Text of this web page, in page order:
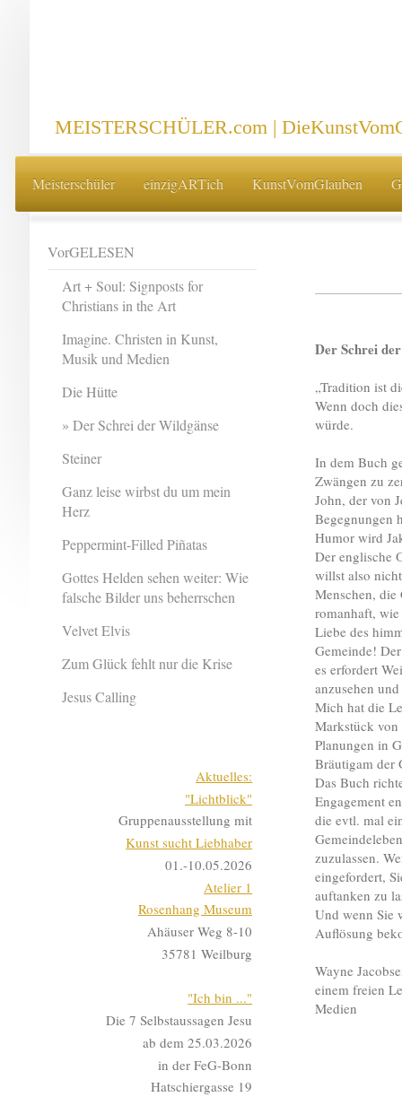
MEISTERSCHÜLER.com |
Meisterschüler einzigARTich KunstVomGlauben
Der Schrei
„Tradition ist
Wenn doch
würde.
In dem Buch
Zwängen zu
John, der von
Begegnungen
Humor wird
Der englische
willst also
Menschen, die
romanhaft,
Liebe des
Gemeinde!
es erfordert
anzusehen
Mich hat die
Markstück
Planungen in
Bräutigam der
Das Buch
Engagement
die evtl. mal
zuzulassen.
eingefordert,
auftanken zu
Und wenn Sie
Auflösung
Wayne
einem freien
Medien
VorGELESEN
Art + Soul: Signposts for
Christians in the Art
Imagine. Christen in Kunst,
Musik und Medien
Die Hütte
Der Schrei der Wildgänse
Steiner
Ganz leise wirbst du um mein
Herz
Peppermint-Filled Piñatas
Gottes Helden sehen weiter: Wie
falsche Bilder uns beherrschen
Velvet Elvis
Zum Glück fehlt nur die Krise
Jesus Calling
Aktuelles:
"Lichtblick"
Gruppenausstellung mit
Kunst sucht Liebhaber
01.-10.05.2026
Atelier 1
Rosenhang Museum
Ahäuser Weg 8-10
35781 Weilburg
"Ich bin ..."
Die 7 Selbstaussagen Jesu
ab dem 25.03.2026
in der FeG-Bonn
Hatschiergasse 19